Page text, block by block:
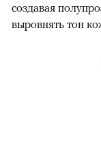
создавая
выровнять тон